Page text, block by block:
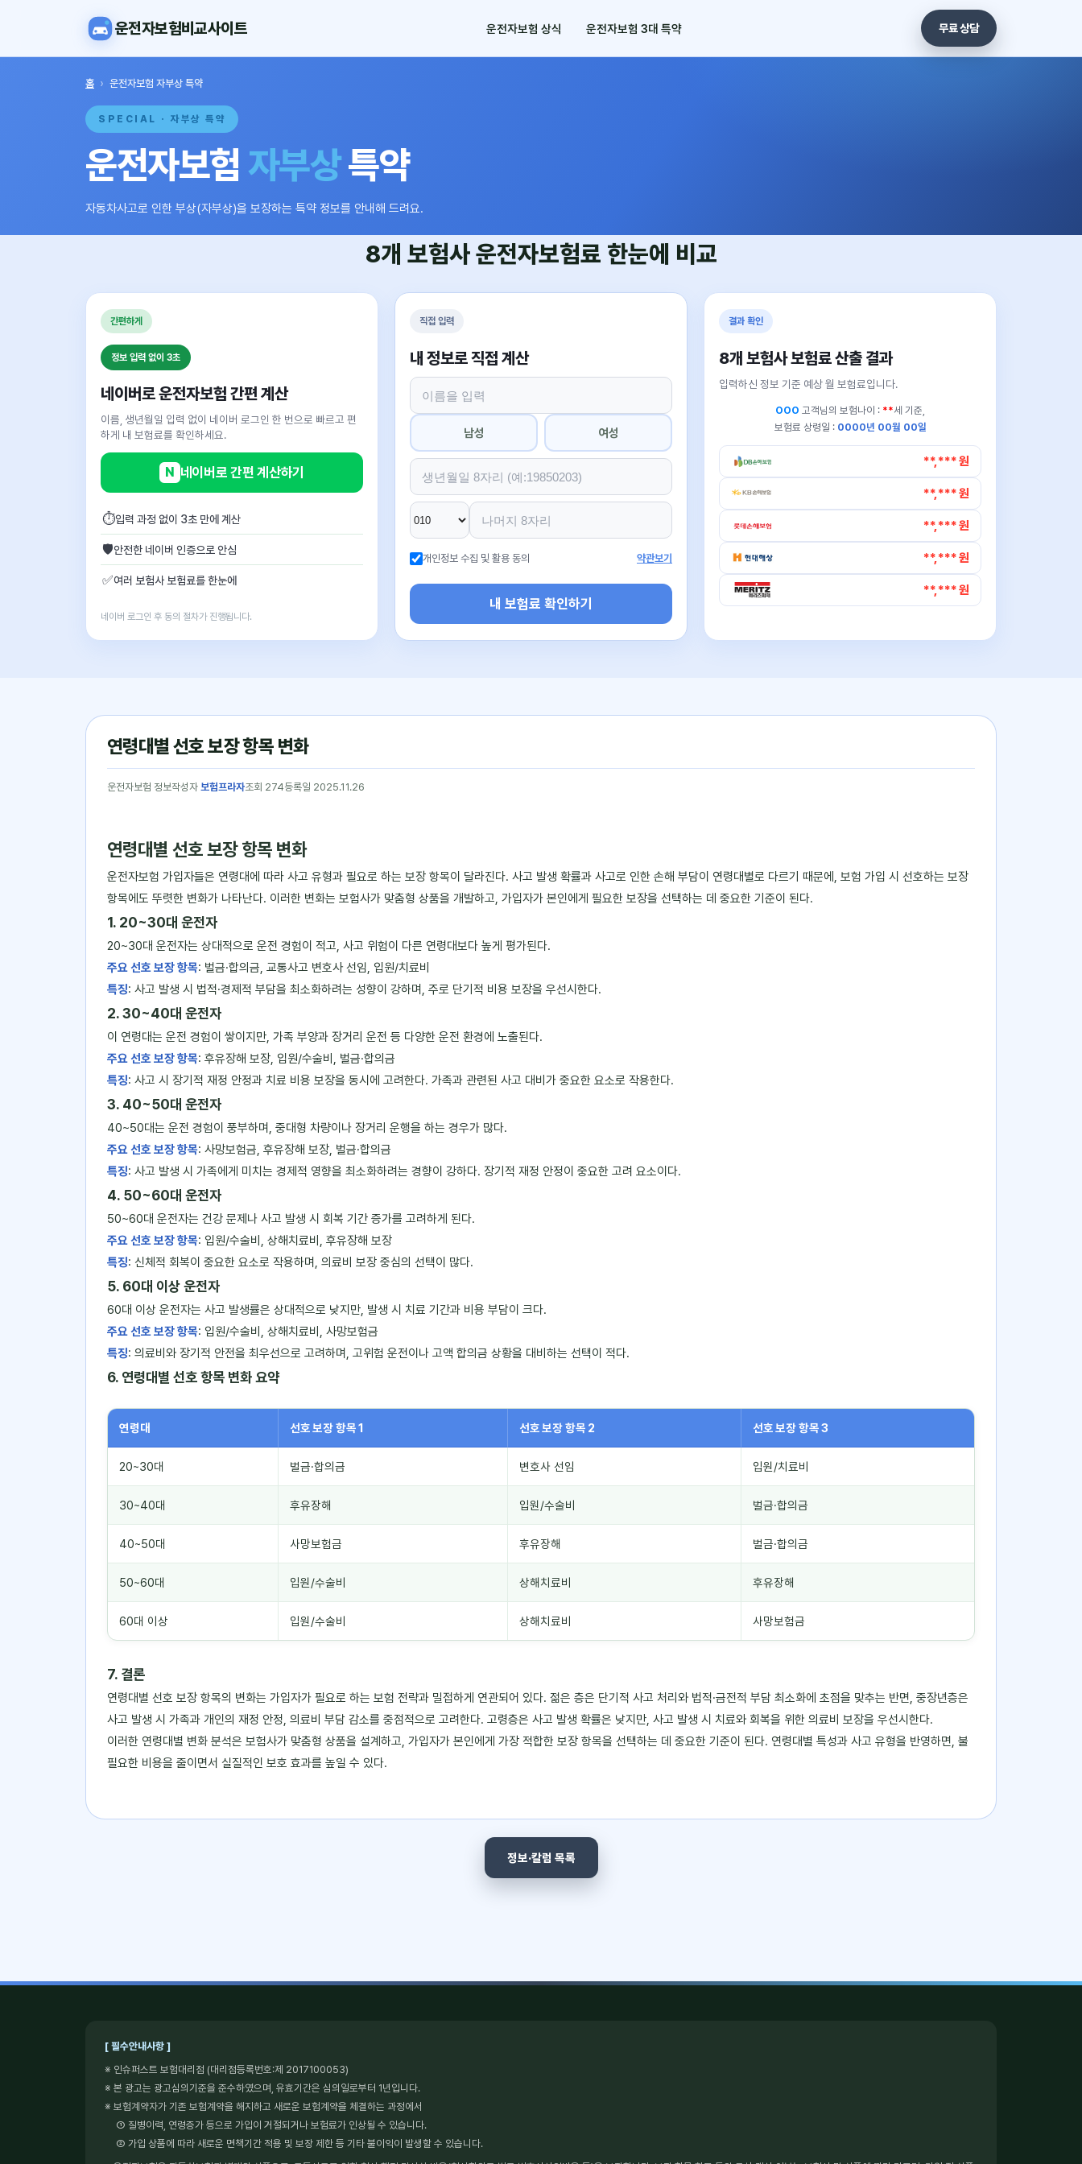
운전자보험비교사이트 운전자보험 상식 운전자보험 3대 특약 무료 상담
홈 › 운전자보험 자부상 특약
SPECIAL · 자부상 특약
운전자보험 자부상특약
자동차사고로 인한 부상(자부상)을 보장하는 특약 정보를 안내해 드려요.
8개 보험사운전자보험료 한눈에 비교
간편하게
정보 입력 없이 3초
네이버로 운전자보험 간편 계산
이름, 생년월일 입력 없이 네이버 로그인 한 번으로 빠르고 편
하게 내 보험료를 확인하세요.
N 네이버로 간편 계산하기
⏱입력 과정 없이 3초 만에 계산
🛡안전한 네이버 인증으로 안심
✅여러 보험사 보험료를 한눈에
네이버 로그인 후 동의 절차가 진행됩니다.
직접 입력
내 정보로 직접 계산
남성 여성
개인정보 수집 및 활용 동의 약관보기
내 보험료 확인하기
결과 확인
8개 보험사 보험료 산출 결과
입력하신 정보 기준 예상 월 보험료입니다.
OOO 고객님의 보험나이 : **세 기준,
보험료 상령일 : 0000년 00월 00일
**,*** 원
**,*** 원
**,*** 원
**,*** 원
**,*** 원
연령대별 선호 보장 항목 변화
운전자보험 정보작성자 보험프라자조회 274등록일 2025.11.26
연령대별 선호 보장 항목 변화
운전자보험 가입자들은 연령대에 따라 사고 유형과 필요로 하는 보장 항목이 달라진다. 사고 발생 확률과 사고로 인한 손해 부담이 연령대별로 다르기 때문에, 보험 가입 시 선호하는 보장
항목에도 뚜렷한 변화가 나타난다. 이러한 변화는 보험사가 맞춤형 상품을 개발하고, 가입자가 본인에게 필요한 보장을 선택하는 데 중요한 기준이 된다.
1. 20~30대 운전자
20~30대 운전자는 상대적으로 운전 경험이 적고, 사고 위험이 다른 연령대보다 높게 평가된다.
주요 선호 보장 항목: 벌금·합의금, 교통사고 변호사 선임, 입원/치료비
특징: 사고 발생 시 법적·경제적 부담을 최소화하려는 성향이 강하며, 주로 단기적 비용 보장을 우선시한다.
2. 30~40대 운전자
이 연령대는 운전 경험이 쌓이지만, 가족 부양과 장거리 운전 등 다양한 운전 환경에 노출된다.
주요 선호 보장 항목: 후유장해 보장, 입원/수술비, 벌금·합의금
특징: 사고 시 장기적 재정 안정과 치료 비용 보장을 동시에 고려한다. 가족과 관련된 사고 대비가 중요한 요소로 작용한다.
3. 40~50대 운전자
40~50대는 운전 경험이 풍부하며, 중대형 차량이나 장거리 운행을 하는 경우가 많다.
주요 선호 보장 항목: 사망보험금, 후유장해 보장, 벌금·합의금
특징: 사고 발생 시 가족에게 미치는 경제적 영향을 최소화하려는 경향이 강하다. 장기적 재정 안정이 중요한 고려 요소이다.
4. 50~60대 운전자
50~60대 운전자는 건강 문제나 사고 발생 시 회복 기간 증가를 고려하게 된다.
주요 선호 보장 항목: 입원/수술비, 상해치료비, 후유장해 보장
특징: 신체적 회복이 중요한 요소로 작용하며, 의료비 보장 중심의 선택이 많다.
5. 60대 이상 운전자
60대 이상 운전자는 사고 발생률은 상대적으로 낮지만, 발생 시 치료 기간과 비용 부담이 크다.
주요 선호 보장 항목: 입원/수술비, 상해치료비, 사망보험금
특징: 의료비와 장기적 안전을 최우선으로 고려하며, 고위험 운전이나 고액 합의금 상황을 대비하는 선택이 적다.
6. 연령대별 선호 항목 변화 요약
연령대 선호 보장 항목 1 선호 보장 항목 2 선호 보장 항목 3
20~30대 벌금·합의금 변호사 선임 입원/치료비
30~40대 후유장해 입원/수술비 벌금·합의금
40~50대 사망보험금 후유장해 벌금·합의금
50~60대 입원/수술비 상해치료비 후유장해
60대 이상 입원/수술비 상해치료비 사망보험금
7. 결론
연령대별 선호 보장 항목의 변화는 가입자가 필요로 하는 보험 전략과 밀접하게 연관되어 있다. 젊은 층은 단기적 사고 처리와 법적·금전적 부담 최소화에 초점을 맞추는 반면, 중장년층은
사고 발생 시 가족과 개인의 재정 안정, 의료비 부담 감소를 중점적으로 고려한다. 고령층은 사고 발생 확률은 낮지만, 사고 발생 시 치료와 회복을 위한 의료비 보장을 우선시한다.
이러한 연령대별 변화 분석은 보험사가 맞춤형 상품을 설계하고, 가입자가 본인에게 가장 적합한 보장 항목을 선택하는 데 중요한 기준이 된다. 연령대별 특성과 사고 유형을 반영하면, 불
필요한 비용을 줄이면서 실질적인 보호 효과를 높일 수 있다.
정보·칼럼 목록
[ 필수안내사항 ]
※ 인슈퍼스트 보험대리점 (대리점등록번호:제 2017100053)
※ 본 광고는 광고심의기준을 준수하였으며, 유효기간은 심의일로부터 1년입니다.
※ 보험계약자가 기존 보험계약을 해지하고 새로운 보험계약을 체결하는 과정에서
① 질병이력, 연령증가 등으로 가입이 거절되거나 보험료가 인상될 수 있습니다.
② 가입 상품에 따라 새로운 면책기간 적용 및 보장 제한 등 기타 불이익이 발생할 수 있습니다.